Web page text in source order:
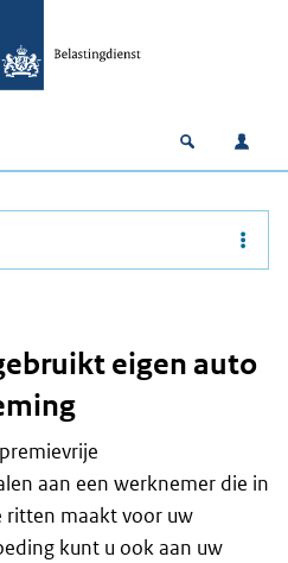
Open
eigen auto
aan een werknemer die in
ritten maakt voor uw
kunt u ook aan uw